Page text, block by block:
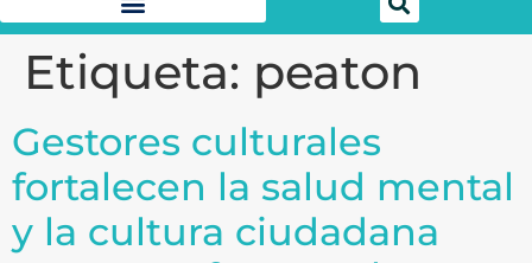
Etiqueta: peaton
Gestores culturales
fortalecen la salud mental
y la cultura ciudadana